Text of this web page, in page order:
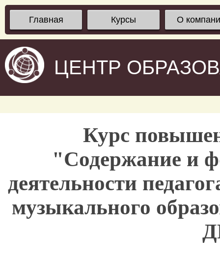
Главная Курсы О
ЦЕНТР
Курс
"Содержание и
деятельности
музыкального